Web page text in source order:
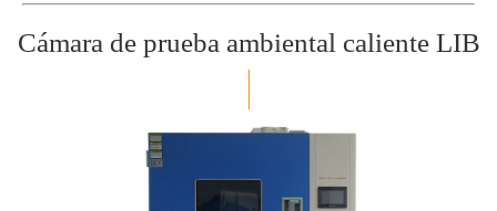
Cámara de prueba ambiental caliente LIB